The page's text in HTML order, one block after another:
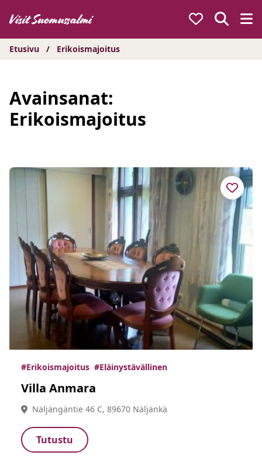
sisältöön
Etusivu / Erikoismajoitus
Avainsanat:
Erikoismajoitus
#Erikoismajoitus #Eläinystävällinen
Villa Anmara
Näljängäntie 46 C, 89670 Näljänkä
Tutustu